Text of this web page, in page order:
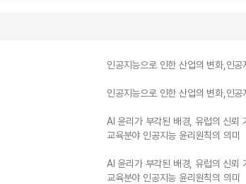
인공지능으로 인한 산업의 변화,인
인공지능으로 인한 산업의 변화,인
AI 윤리가 부각된 배경, 유럽의 신뢰
교육분야 인공지능 윤리원칙의 의미
AI 윤리가 부각된 배경, 유럽의 신뢰
교육분야 인공지능 윤리원칙의 의미